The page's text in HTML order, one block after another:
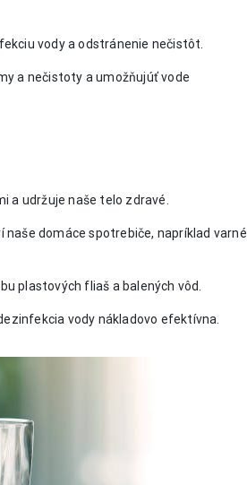
vody a odstránenie nečistôt.
a nečistoty a umožňujúť vode
a udržuje naše telo zdravé.
domáce spotrebiče, napríklad varné
plastových fliaš a balených vôd.
vody nákladovo efektívna.